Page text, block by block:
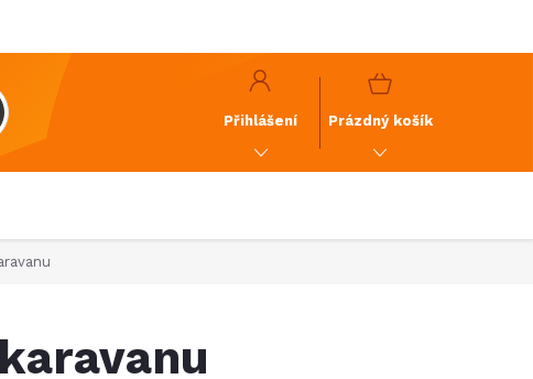
Přihlášení
NÁKUPNÍ
Prázdný košík